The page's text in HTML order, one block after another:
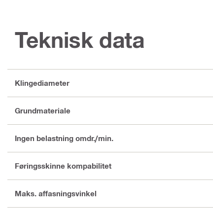
Teknisk data
Klingediameter
Grundmateriale
Ingen belastning omdr./min.
Føringsskinne kompabilitet
Maks. affasningsvinkel